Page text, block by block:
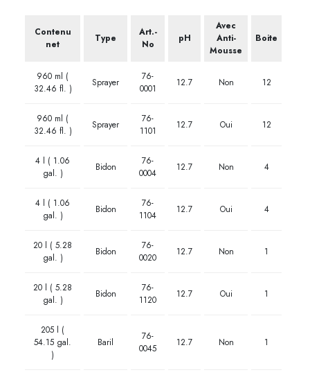
Contenu
net
Type
Art.-
No
pH
Avec
Anti-
Mousse
Boite
960 ml (
32.46 fl. )
Sprayer
76-
0001
12.7 Non 12
960 ml (
32.46 fl. )
Sprayer
76-
1101
12.7 Oui 12
4 l ( 1.06
gal. )
Bidon
76-
0004
12.7 Non 4
4 l ( 1.06
gal. )
Bidon
76-
1104
12.7 Oui 4
20 l ( 5.28
gal. )
Bidon
76-
0020
12.7 Non 1
20 l ( 5.28
gal. )
Bidon
76-
1120
12.7 Oui 1
205 l (
54.15 gal.
)
Baril
76-
0045
12.7 Non 1